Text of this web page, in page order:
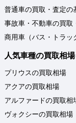
普通車の買取・査定の
事故車・不動車の買取
商用車（バス・トラッ
人気車種の買取相
プリウスの買取相場
アクアの買取相場
アルファードの買取相
ヴォクシーの買取相場